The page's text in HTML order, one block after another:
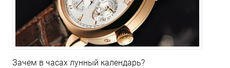
Зачем в часах лунный календарь?